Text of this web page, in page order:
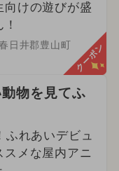
向けの遊びが盛
日井郡豊山町 クーポン
物を見てふ
ふれあいデビュ
スメな屋内アニ